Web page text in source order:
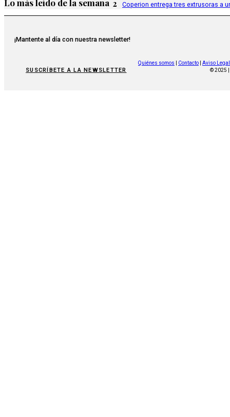
Lo más leído de la semana 2 Coperion entrega tres extrusoras a
¡Mantente al día con nuestra newsletter!
SUSCRÍBETE A LA NEWSLETTER
Quiénes somos Contacto
Aviso Legal
© 2025